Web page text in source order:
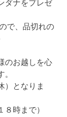
ダナをプレゼ
で、品切れの
のお越しを心
）となりま
８時まで）